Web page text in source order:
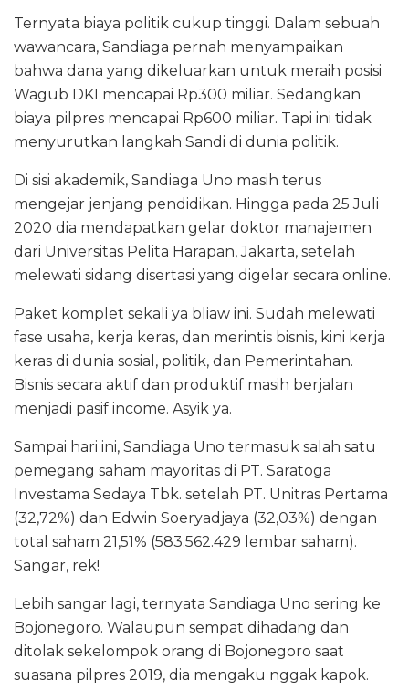
Ternyata biaya politik cukup tinggi. Dalam sebuah
wawancara, Sandiaga pernah menyampaikan
bahwa dana yang dikeluarkan untuk meraih posisi
Wagub DKI mencapai Rp300 miliar. Sedangkan
biaya pilpres mencapai Rp600 miliar. Tapi ini tidak
menyurutkan langkah Sandi di dunia politik.
Di sisi akademik, Sandiaga Uno masih terus
mengejar jenjang pendidikan. Hingga pada 25 Juli
2020 dia mendapatkan gelar doktor manajemen
dari Universitas Pelita Harapan, Jakarta, setelah
melewati sidang disertasi yang digelar secara online.
Paket komplet sekali ya bliaw ini. Sudah melewati
fase usaha, kerja keras, dan merintis bisnis, kini kerja
keras di dunia sosial, politik, dan Pemerintahan.
Bisnis secara aktif dan produktif masih berjalan
menjadi pasif income. Asyik ya.
Sampai hari ini, Sandiaga Uno termasuk salah satu
pemegang saham mayoritas di PT. Saratoga
Investama Sedaya Tbk. setelah PT. Unitras Pertama
(32,72%) dan Edwin Soeryadjaya (32,03%) dengan
total saham 21,51% (583.562.429 lembar saham).
Sangar, rek!
Lebih sangar lagi, ternyata Sandiaga Uno sering ke
Bojonegoro. Walaupun sempat dihadang dan
ditolak sekelompok orang di Bojonegoro saat
suasana pilpres 2019, dia mengaku nggak kapok.